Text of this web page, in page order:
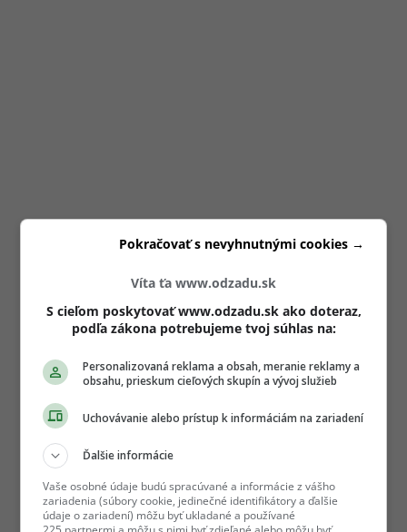
Víta ťa www.odzadu.sk
S cieľom poskytovať www.odzadu.sk ako doteraz,
podľa zákona potrebujeme tvoj súhlas na:
Personalizovaná reklama a obsah, meranie reklamy a
obsahu, prieskum cieľových skupín a vývoj služieb
Uchovávanie alebo prístup k informáciám na zariadení
Ďalšie informácie
Vaše osobné údaje budú spracúvané a informácie z vášho
zariadenia (súbory cookie, jedinečné identifikátory a ďalšie
údaje o zariadení) môžu byť ukladané a používané
Pokračovať s nevyhnutnými cookies →